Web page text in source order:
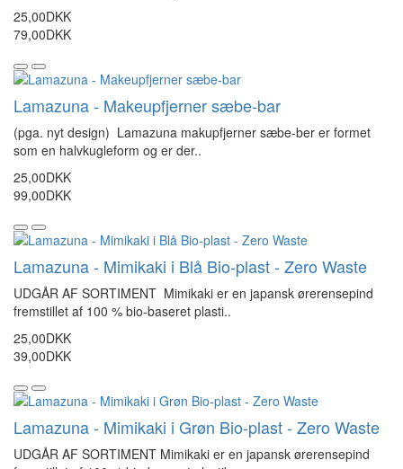
25,00DKK
79,00DKK
Lamazuna - Makeupfjerner sæbe-bar
(pga. nyt design) Lamazuna makupfjerner sæbe-ber er formet
som en halvkugleform og er der..
25,00DKK
99,00DKK
Lamazuna - Mimikaki i Blå Bio-plast - Zero Waste
UDGÅR AF SORTIMENT Mimikaki er en japansk ørerensepind
fremstillet af 100 % bio-baseret plasti..
25,00DKK
39,00DKK
Lamazuna - Mimikaki i Grøn Bio-plast - Zero Waste
UDGÅR AF SORTIMENT Mimikaki er en japansk ørerensepind